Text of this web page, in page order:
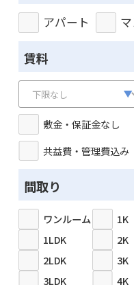
アパート
賃料
敷金・保証金なし
共益費・管理費込み
間取り
ワンルーム 1K
1LDK
2K
2LDK
3K
3LDK
4K